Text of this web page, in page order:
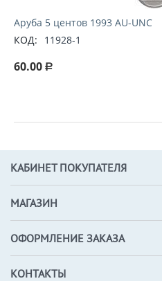
Аруба 5 центов 1993 AU-UNC
КОД:
11928-1
60.00 Р
КАБИНЕТ ПОКУПАТЕЛЯ
МАГАЗИН
ОФОРМЛЕНИЕ ЗАКАЗА
КОНТАКТЫ